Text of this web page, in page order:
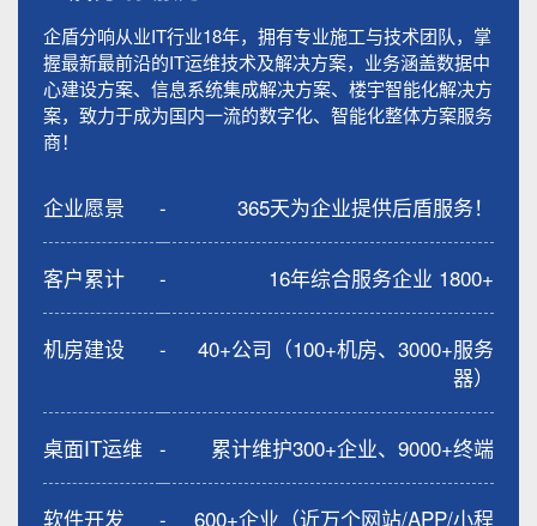
企盾分响从业IT行业18年，拥有专业施工与技术团队，掌
握最新最前沿的IT运维技术及解决方案，业务涵盖数据中
心建设方案、信息系统集成解决方案、楼宇智能化解决方
案，致力于成为国内一流的数字化、智能化整体方案服务
商！
企业愿景 - 365天为企业提供后盾服务！
客户累计 - 16年综合服务企业 1800+
机房建设 -
40+公司（100+机房、3000+服务
器）
桌面IT运维 - 累计维护300+企业、9000+终端
软件开发 -
600+企业（近万个网站/APP/小程